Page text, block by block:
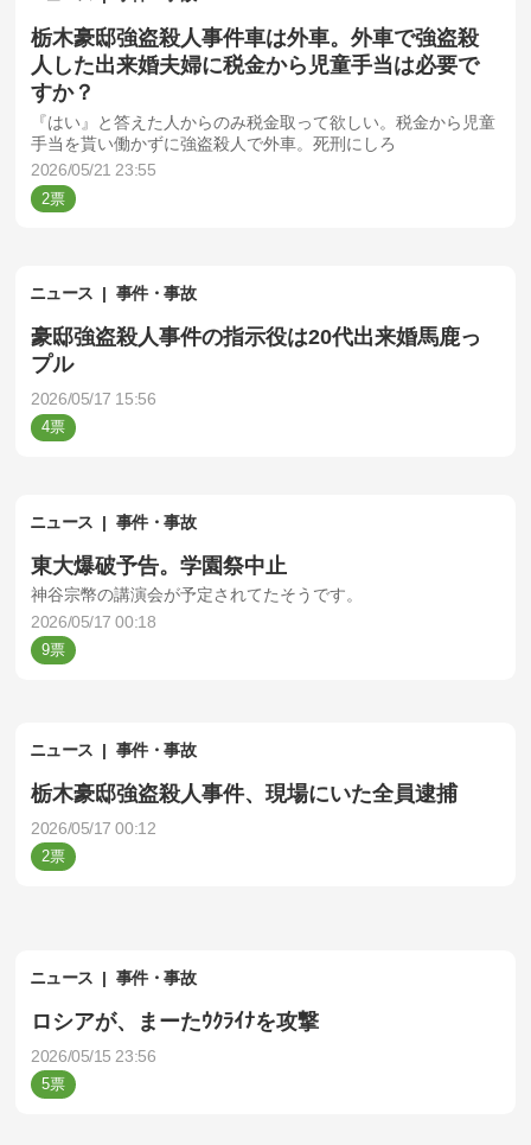
栃木豪邸強盗殺人事件車は外車。外車で強盗殺
人した出来婚夫婦に税金から児童手当は必要で
すか？
『はい』と答えた人からのみ税金取って欲しい。税金から児童
手当を貰い働かずに強盗殺人で外車。死刑にしろ
2026/05/21 23:55
2
ニュース 事件・事故
豪邸強盗殺人事件の指示役は20代出来婚馬鹿っ
プル
2026/05/17 15:56
4
ニュース 事件・事故
東大爆破予告。学園祭中止
神谷宗幣の講演会が予定されてたそうです。
2026/05/17 00:18
9
ニュース 事件・事故
栃木豪邸強盗殺人事件、現場にいた全員逮捕
2026/05/17 00:12
2
ニュース 事件・事故
ロシアが、まーたｳｸﾗｲﾅを攻撃
2026/05/15 23:56
5